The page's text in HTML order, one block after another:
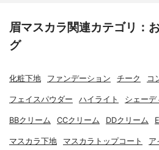
眉マスカラ関連カテゴリ：
グ
化粧下地 ファンデーション チーク コ
フェイスパウダー ハイライト シェーデ
BBクリーム CCクリーム DDクリーム
マスカラ下地 マスカラトップコート ア